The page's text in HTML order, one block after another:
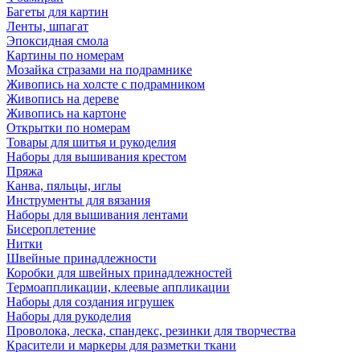
Багеты для картин
Ленты, шпагат
Эпоксидная смола
Картины по номерам
Мозайка стразами на подрамнике
Живопись на холсте с подрамником
Живопись на дереве
Живопись на картоне
Открытки по номерам
Товары для шитья и рукоделия
Наборы для вышивания крестом
Пряжа
Канва, пяльцы, иглы
Инструменты для вязания
Наборы для вышивания лентами
Бисероплетение
Нитки
Швейные принадлежности
Коробки для швейных принадлежностей
Термоаппликации, клеевые аппликации
Наборы для создания игрушек
Наборы для рукоделия
Проволока, леска, спандекс, резинки для творчества
Красители и маркеры для разметки ткани